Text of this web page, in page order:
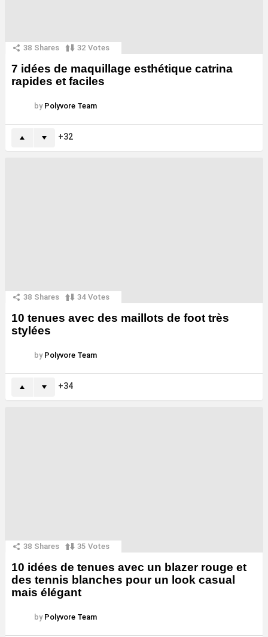
38 Shares 32 Votes
7 idées de maquillage esthétique catrina
rapides et faciles
by Polyvore Team
32
38 Shares 34 Votes
10 tenues avec des maillots de foot très
stylées
by Polyvore Team
34
38 Shares 35 Votes
10 idées de tenues avec un blazer rouge et
des tennis blanches pour un look casual
mais élégant
by Polyvore Team